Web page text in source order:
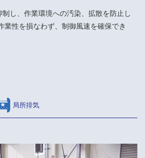
し、作業環境への汚染、拡散を防止し
業性を損なわず、制御風速を確保でき
局所排気